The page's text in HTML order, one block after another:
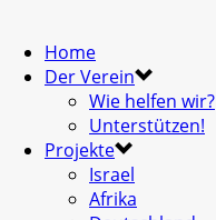
Home
Der Verein
Wie helfen wir?
Unterstützen!
Projekte
Israel
Afrika